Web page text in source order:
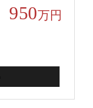
950万円